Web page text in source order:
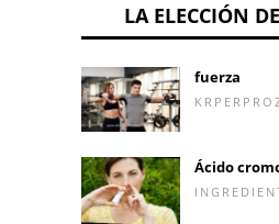
LA ELECCIÓN
fuerza
Ácido